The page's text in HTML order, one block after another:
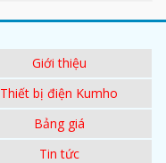
Giới thiệu
Thiết bị điện Kumho
Bảng giá
Tin tức